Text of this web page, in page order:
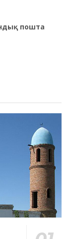
пошта